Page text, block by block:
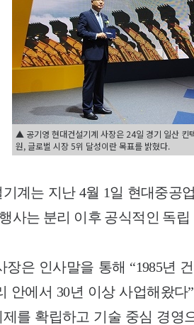
▲ 공기영 현대건설기계 사장은 24일 경기 일산
원, 글로벌 시장 5위 달성이란 목표를 밝혔다.
계는 지난 4월 1일 현대중공
사는 분리 이후 공식적인 독
장은 인사말을 통해 “1985년
안에서 30년 이상 사업해왔
제를 확립하고 기술 중심 경영